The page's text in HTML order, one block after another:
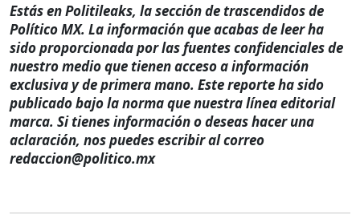
Estás en Politileaks, la sección de trascendidos de
Político MX. La información que acabas de leer ha
sido proporcionada por las fuentes confidenciales de
nuestro medio que tienen acceso a información
exclusiva y de primera mano. Este reporte ha sido
publicado bajo la norma que nuestra línea editorial
marca. Si tienes información o deseas hacer una
aclaración, nos puedes escribir al correo
redaccion@politico.mx